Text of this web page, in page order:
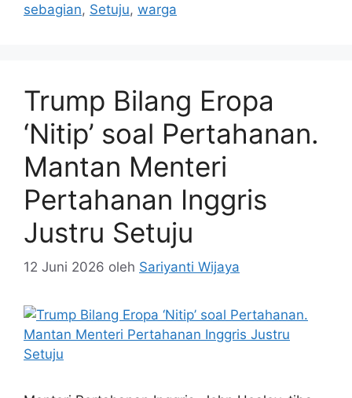
sebagian, Setuju, warga
Trump Bilang Eropa
‘Nitip’ soal Pertahanan.
Mantan Menteri
Pertahanan Inggris
Justru Setuju
12 Juni 2026 oleh Sariyanti Wijaya